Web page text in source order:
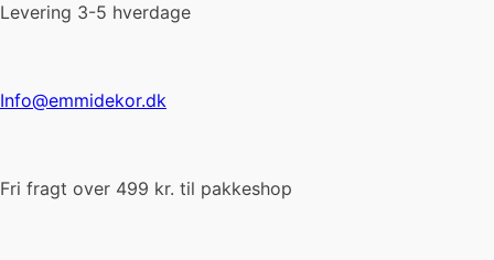
Levering 3-5 hverdage
Info@emmidekor.dk
Fri fragt over 499 kr. til pakkeshop